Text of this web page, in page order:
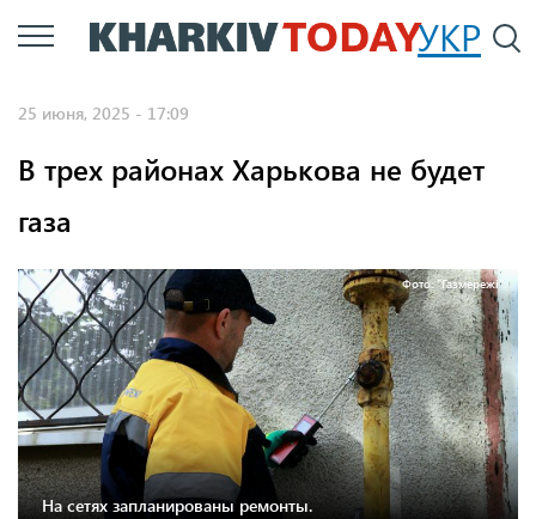
Перейти
к
УКР
25 июня, 2025 - 17:09
В трех районах Харькова не будет
газа
Фото: "Газмережі".
На сетях запланированы ремонты.